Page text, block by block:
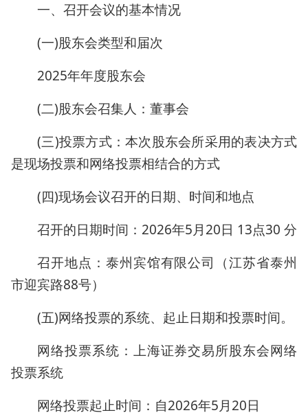
一、召开会议的基本情况
(一)股东会类型和届次
2025年年度股东会
(二)股东会召集人：董事会
(三)投票方式：本次股东会所采用的表决方式
是现场投票和网络投票相结合的方式
(四)现场会议召开的日期、时间和地点
召开的日期时间：2026年5月20日 13点30 分
召开地点：泰州宾馆有限公司（江苏省泰州
市迎宾路88号）
(五)网络投票的系统、起止日期和投票时间。
网络投票系统：上海证券交易所股东会网络
投票系统
网络投票起止时间：自2026年5月20日